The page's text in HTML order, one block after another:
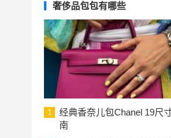
奢侈品包包有哪些
1
经典香奈儿包Chanel 19尺
南